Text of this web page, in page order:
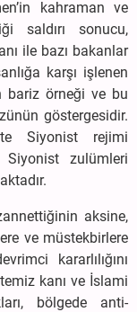
kahraman ve
saldırı sonucu,
ile bazı bakanlar
karşı işlenen
bariz örneği ve bu
göstergesidir.
Siyonist rejimi
Siyonist zulümleri
aksine,
ve müstekbirlere
kararlılığını
kanı ve İslami
bölgede anti-